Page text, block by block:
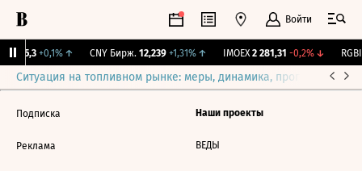
Войти
115,3 +0,1%↑ CNY Бирж. 12,239 +1,31%↑ IMOEX 2 281,31 -0,2%↓
Ситуация на топливном рынке: меры, динамика, прогнозы
Подписка
Реклама
Наши проекты
ВЕДЫ